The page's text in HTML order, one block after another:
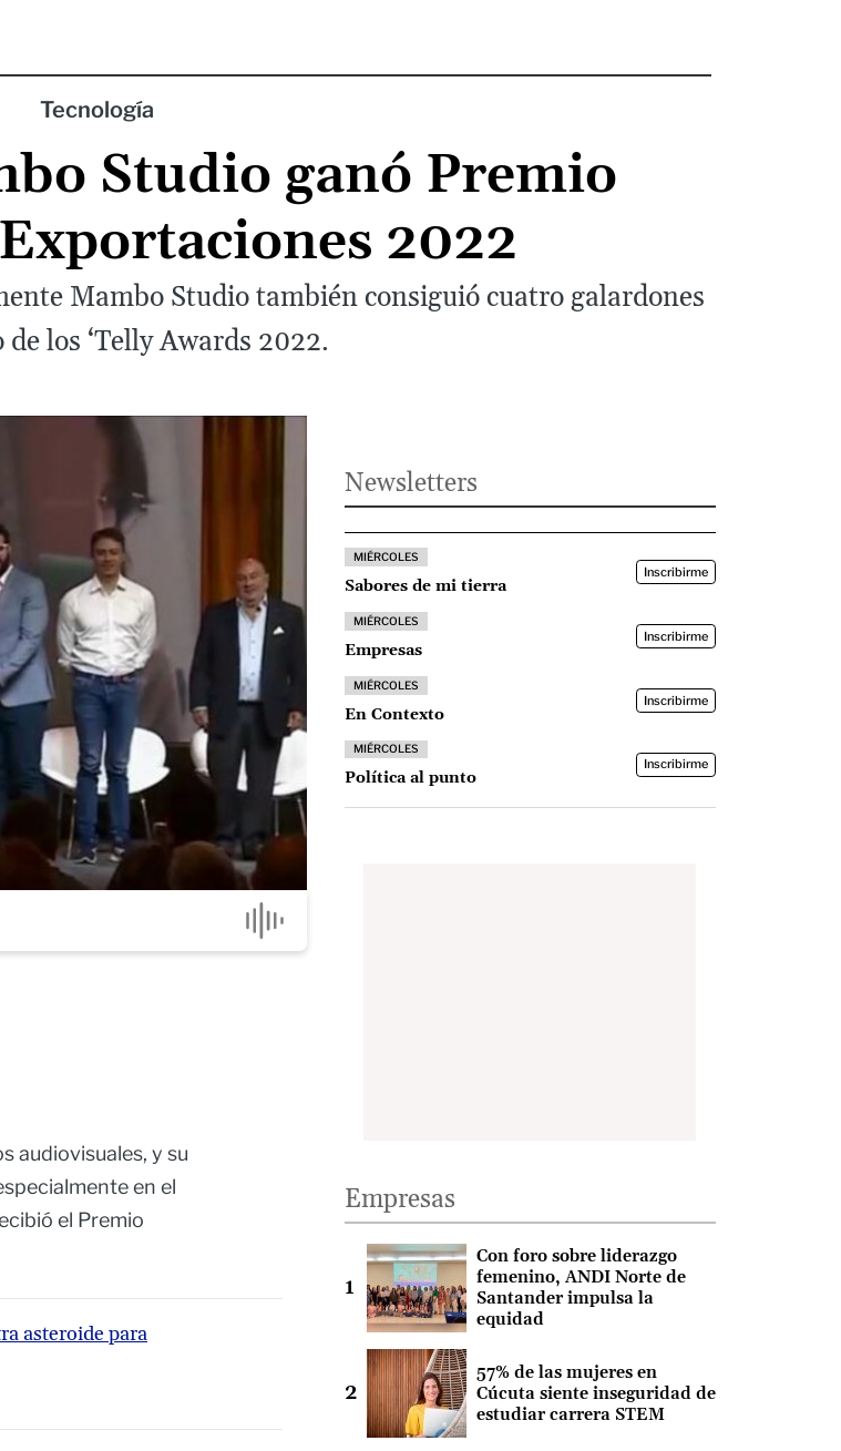
Tecnología
Studio ganó Premio
2022
Mambo Studio también consiguió cuatro galardones
los ‘Telly Awards 2022.
audiovisuales, y su
en el
el Premio
asteroide para
Newsletters
MIÉRCOLES
Sabores de mi tierra
Inscribirme
MIÉRCOLES
Empresas
Inscribirme
MIÉRCOLES
En Contexto
Inscribirme
MIÉRCOLES
Política al punto
Inscribirme
Empresas
Con foro sobre liderazgo
femenino, ANDI Norte de
Santander impulsa la
equidad
57% de las mujeres en
Cúcuta siente inseguridad de
estudiar carrera STEM